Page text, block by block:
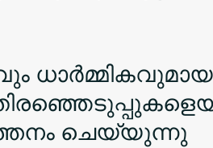
ധാർമ്മികവുമായ
ചെയ്യുന്നു